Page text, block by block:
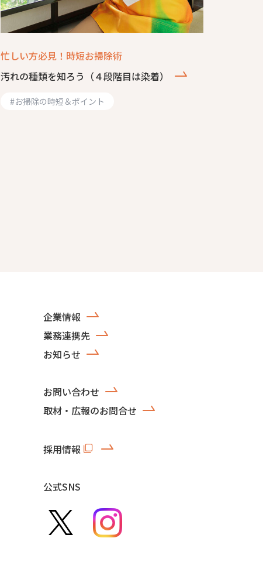
忙しい方必見！時短お掃除術
汚れの種類を知ろう（４段階目は染着）
#お掃除の時短＆ポイント
企業情報
業務連携先
お知らせ
お問い合わせ
取材・広報のお問合せ
採用情報
公式SNS